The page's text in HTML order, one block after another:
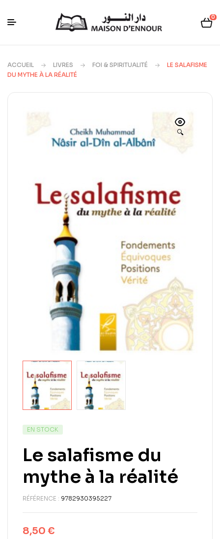
0
ACCUEIL LIVRES FOI & SPIRITUALITÉ
LE SALAFISME
DU MYTHE À LA RÉALITÉ
🔍
EN STOCK
Le salafisme du
mythe à la réalité
RÉFÉRENCE : 9782930395227
8,50 €